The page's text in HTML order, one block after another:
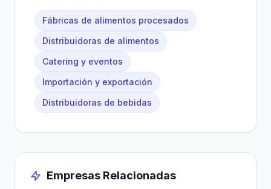
Fábricas de alimentos procesados
Distribuidoras de alimentos
Catering y eventos
Importación y exportación
Distribuidoras de bebidas
Empresas Relacionadas